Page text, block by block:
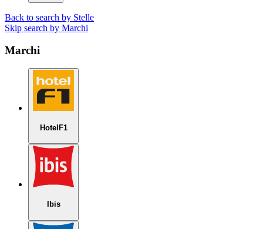
Back to search by Stelle
Skip search by Marchi
Marchi
HotelF1
Ibis